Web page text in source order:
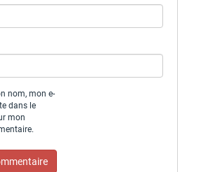
nom, mon e-
dans le
mon